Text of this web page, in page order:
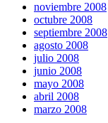
noviembre 2008
octubre 2008
septiembre 2008
agosto 2008
julio 2008
junio 2008
mayo 2008
abril 2008
marzo 2008